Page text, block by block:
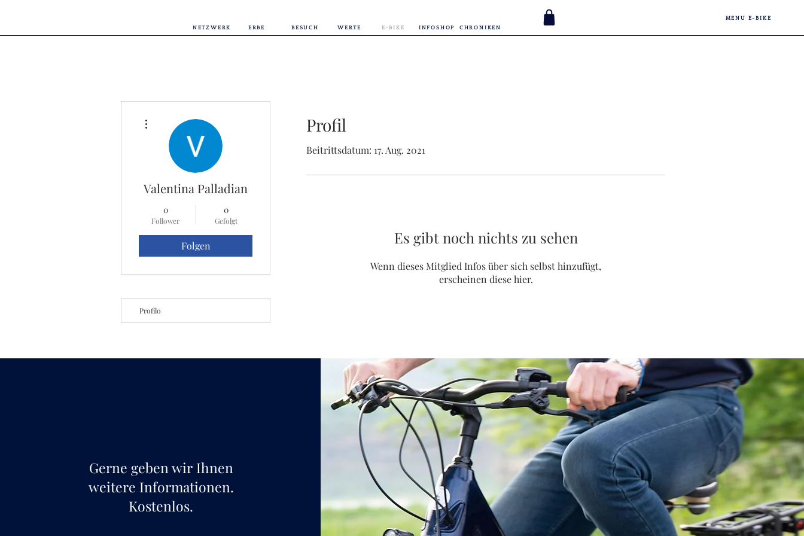
BESUCH INFOSHOP
E-BIKE
WERTE CHRONIKEN
ERBE
NETZWERK
MENU E-BIKE
Profil
Beitrittsdatum: 17. Aug. 2021
Es gibt noch nichts zu sehen
Wenn dieses Mitglied Infos über sich selbst hinzufügt,
erscheinen diese hier.
Valentina Palladian
0
Follower
0
Gefolgt
Folgen
Profilo
Gerne geben wir Ihnen
weitere Informationen.
Kostenlos.